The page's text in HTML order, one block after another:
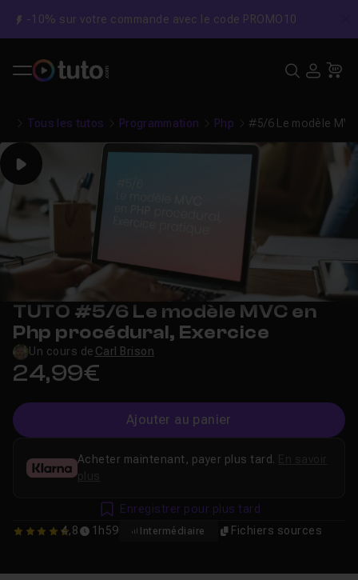
-10% sur votre commande avec le code PROMO10
Tous les tutos Programmation Php #5/6 Le modèle
Play
TUTO #5/6 Le modèle MVC en
Php procédural, Exercice
Un cours de Carl Brison
24,99€
Ajouter au panier
4.8333333333333
4,8 1h59 Intermédiaire Fichiers sources
Acheter maintenant, payer plus tard.
plus
Enregistrer pour plus tard